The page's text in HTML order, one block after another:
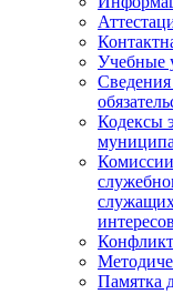
Учебные
Сведения
Кодексы
Памятка